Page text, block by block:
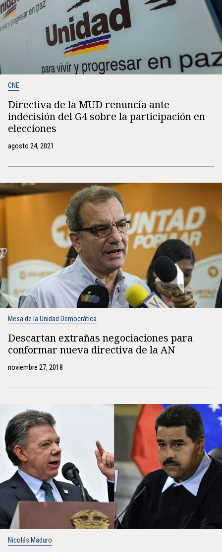
CNE
Directiva de la MUD renuncia ante
indecisión del G4 sobre la participación en
elecciones
agosto 24, 2021
Mesa de la Unidad Democrática
Descartan extrañas negociaciones para
conformar nueva directiva de la AN
noviembre 27, 2018
Nicolás Maduro